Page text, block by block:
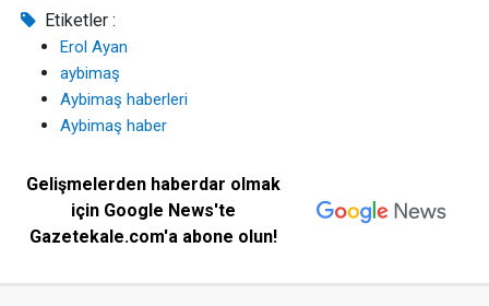
Etiketler :
Erol Ayan
aybimaş
Aybimaş haberleri
Aybimaş haber
Gelişmelerden haberdar olmak
için Google News'te
Gazetekale.com'a abone olun!